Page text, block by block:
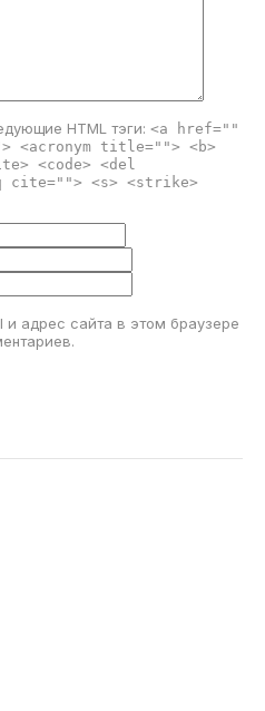
HTML тэги: <a href=""
title=""> <b>
<code> <del
cite=""> <s> <strike>
адрес сайта в этом браузере